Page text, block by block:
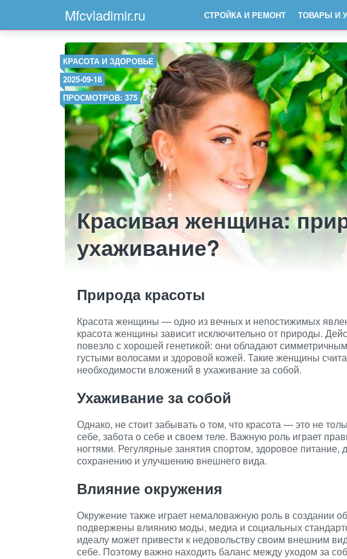
Mfcvladimir.ru СТРОЙКА И РЕМОНТ ТОВАРЫ И
КРАСОТА И ЗДОРОВЬЕ
2025-09-18
ПРОСМОТРОВ: 375
Красивая женщина:
ухаживание?
Природа красоты
Красота женщины — одно из вечных и непостижимых
красота женщины зависит исключительно от природы.
повезло с хорошей генетикой: они обладают
густыми волосами и здоровой кожей. Такие женщины
необходимости вложений в ухаживание за собой.
Ухаживание за собой
Однако, не стоит забывать о том, что красота — это не
себе, забота о себе и своем теле. Важную роль играет
ногтями. Регулярные занятия спортом, здоровое питание,
сохранению и улучшению внешнего вида.
Влияние окружения
Окружение также играет немаловажную роль в создании
подвержены влиянию моды, медиа и социальных
идеалу может привести к недовольству своим внешним
себе. Поэтому важно находить баланс между уходом за